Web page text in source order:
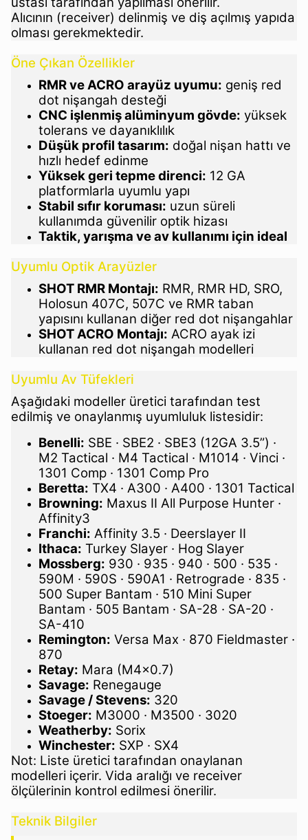
Alıcının (receiver) delinmiş ve diş açılmış yapıda
olması gerekmektedir.
Öne Çıkan Özellikler
RMR ve ACRO arayüz uyumu: geniş red
dot nişangah desteği
CNC işlenmiş alüminyum gövde: yüksek
tolerans ve dayanıklılık
Düşük profil tasarım: doğal nişan hattı ve
hızlı hedef edinme
Yüksek geri tepme direnci: 12 GA
platformlarla uyumlu yapı
Stabil sıfır koruması: uzun süreli
kullanımda güvenilir optik hizası
Taktik, yarışma ve av kullanımı için ideal
Uyumlu Optik Arayüzler
SHOT RMR Montajı: RMR, RMR HD, SRO,
Holosun 407C, 507C ve RMR taban
yapısını kullanan diğer red dot nişangahlar
SHOT ACRO Montajı: ACRO ayak izi
kullanan red dot nişangah modelleri
Uyumlu Av Tüfekleri
Aşağıdaki modeller üretici tarafından test
edilmiş ve onaylanmış uyumluluk listesidir:
Benelli: SBE · SBE2 · SBE3 (12GA 3.5”) ·
M2 Tactical · M4 Tactical · M1014 · Vinci ·
1301 Comp · 1301 Comp Pro
Beretta: TX4 · A300 · A400 · 1301 Tactical
Browning: Maxus II All Purpose Hunter ·
Affinity3
Franchi: Affinity 3.5 · Deerslayer II
Ithaca: Turkey Slayer · Hog Slayer
Mossberg: 930 · 935 · 940 · 500 · 535 ·
590M · 590S · 590A1 · Retrograde · 835 ·
500 Super Bantam · 510 Mini Super
Bantam · 505 Bantam · SA-28 · SA-20 ·
SA-410
Remington: Versa Max · 870 Fieldmaster ·
870
Retay: Mara (M4x0.7)
Savage: Renegauge
Savage / Stevens: 320
Stoeger: M3000 · M3500 · 3020
Weatherby: Sorix
Winchester: SXP · SX4
Not: Liste üretici tarafından onaylanan
modelleri içerir. Vida aralığı ve receiver
ölçülerinin kontrol edilmesi önerilir.
Teknik Bilgiler